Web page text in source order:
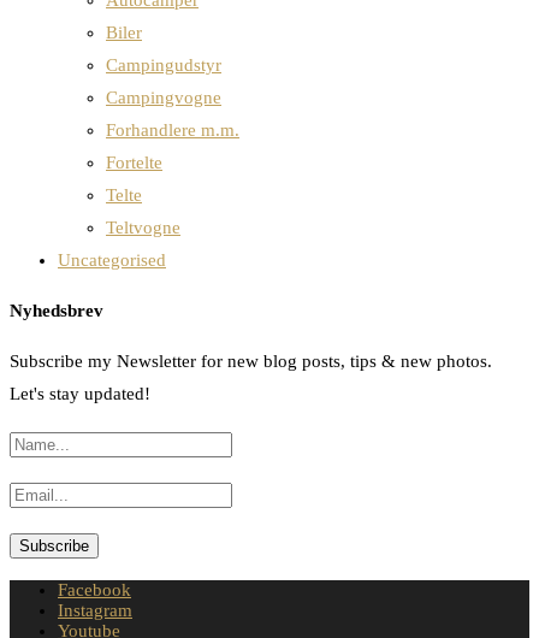
Biler
Campingudstyr
Campingvogne
Forhandlere m.m.
Fortelte
Telte
Teltvogne
Uncategorised
Nyhedsbrev
Subscribe my Newsletter for new blog posts, tips & new photos.
Let's stay updated!
Facebook
Instagram
Youtube